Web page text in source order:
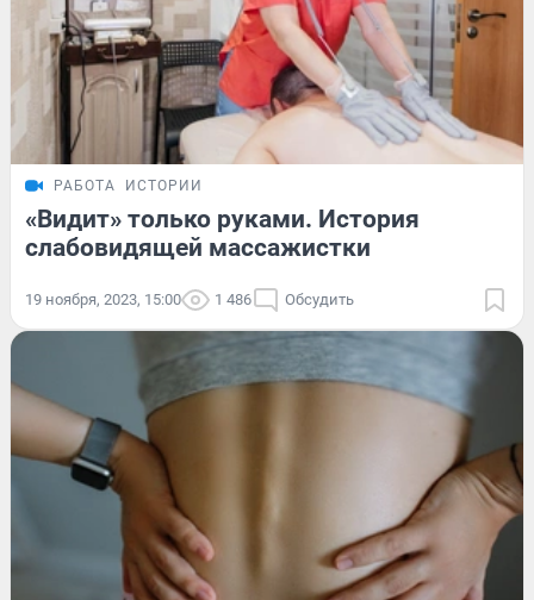
РАБОТА ИСТОРИИ
«Видит» только руками. История
слабовидящей массажистки
19 ноября, 2023, 15:00 1 486 Обсудить